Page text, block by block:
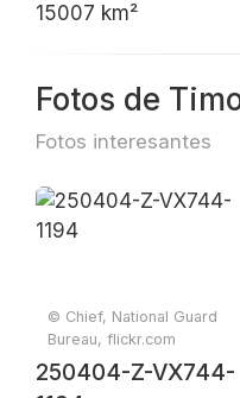
15007 km²
Fotos de
Fotos interesantes
© Chief, National Guard
Bureau, flickr.com
250404-Z-VX744-